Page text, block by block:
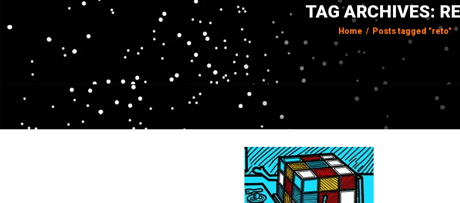
TAG ARCHIVES:
Home / Posts tagged "reto"